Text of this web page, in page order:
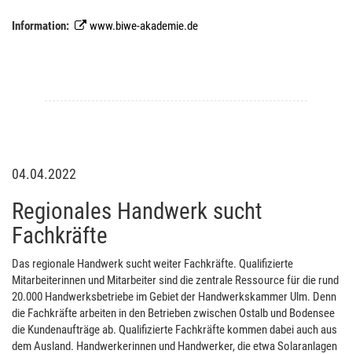
Information: www.biwe-akademie.de
04.04.2022
Regionales Handwerk sucht
Fachkräfte
Das regionale Handwerk sucht weiter Fachkräfte. Qualifizierte
Mitarbeiterinnen und Mitarbeiter sind die zentrale Ressource für die rund
20.000 Handwerksbetriebe im Gebiet der Handwerkskammer Ulm. Denn
die Fachkräfte arbeiten in den Betrieben zwischen Ostalb und Bodensee
die Kundenaufträge ab. Qualifizierte Fachkräfte kommen dabei auch aus
dem Ausland. Handwerkerinnen und Handwerker, die etwa Solaranlagen